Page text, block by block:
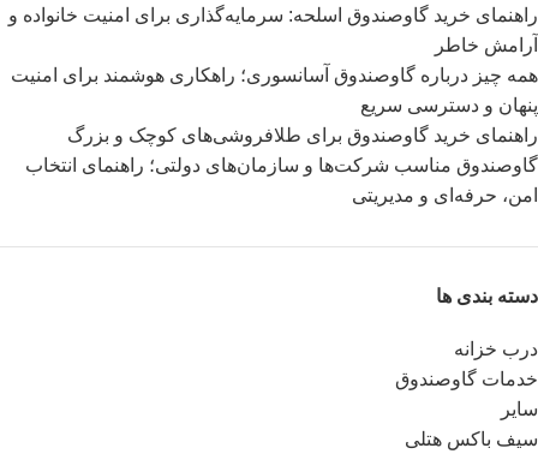
راهنمای خرید گاوصندوق اسلحه: سرمایه‌گذاری برای امنیت خانواده و
آرامش خاطر
همه چیز درباره گاوصندوق آسانسوری؛ راهکاری هوشمند برای امنیت
پنهان و دسترسی سریع
راهنمای خرید گاوصندوق برای طلافروشی‌های کوچک و بزرگ
گاوصندوق مناسب شرکت‌ها و سازمان‌های دولتی؛ راهنمای انتخاب
امن، حرفه‌ای و مدیریتی
دسته بندی ها
درب خزانه
خدمات گاوصندوق
سایر
سیف باکس هتلی